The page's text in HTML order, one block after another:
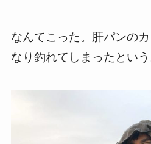
なんてこった。肝パンの
なり釣れてしまったという